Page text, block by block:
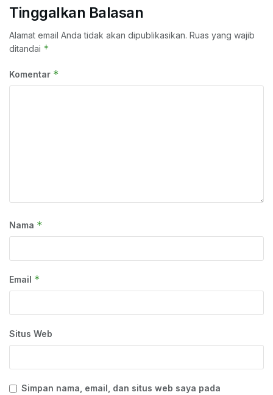
Tinggalkan Balasan
Alamat email Anda tidak akan dipublikasikan. Ruas yang wajib
ditandai *
Komentar *
Nama *
Email *
Situs Web
Simpan nama, email, dan situs web saya pada